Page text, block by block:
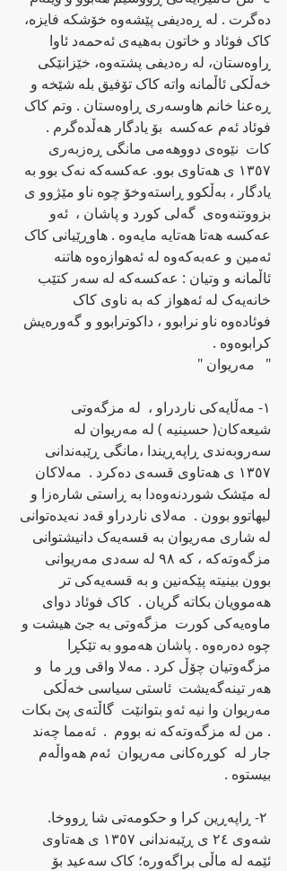
ده‌گرت . له‌ ڕه‌دیفی پێشه‌وه‌ خۆشکه‌ فایزه‌،
کاک فوئاد و خاتون به‌هیه‌ی ئه‌حمه‌د ئاوا
ڕاوه‌ستان، له‌ ره‌دیفی پشته‌وه، خێزانێکی
خه‌ڵکی ئاڵمانه‌ واته‌‌ کاک تۆفیق بله‌ شێخه‌ و
ڕه‌عنا خانم هاوسه‌ری ڕاوه‌ستان . وتم کاک
فوئاد ئه‌م عه‌کسه‌  بۆ یادگار هه‌ڵده‌گرم .
کات  نێوه‌ی دووهه‌می مانگی ڕه‌زبه‌ری
یادگار ، به‌ڵکوو ڕاسته‌وخۆ چوه‌ ناو مێژوو ی
بزووتنه‌وه‌ی  گه‌لی کورد و پاشان ،  ئه‌و
عه‌کسه‌ هه‌تا هه‌تایه‌ مایه‌وه‌ . هاوڕێیانی کاک
ئاڵمانه‌ و وتیان : عه‌کسه‌که‌ له‌ سه‌ر کتێب
خانه‌یه‌ک له‌ ئه‌هواز که‌ به‌ ناوی کاک
فوئاده‌وه‌ ناو نرابوو ، داکوترابوو و‌ گه‌وره‌یش
کرابوه‌وه‌ .
"   مه‌ریوان "
١- مه‌ڵایه‌کی ناردراو ،  له‌ مزگه‌وتی
سه‌روبه‌ندی ڕاپه‌ڕیندا ،مانگی ڕێبه‌ندانی
له‌ مێشک شوردنه‌وه‌دا به‌ ڕاستی شاره‌زا و
لیهاتوو بوون .  مه‌لای ناردراو قه‌د نه‌یده‌توانی
له‌ شاری مه‌ریوان به‌ قسه‌یه‌ک دانیشتوانی
مزگه‌وته‌که‌ ، که‌ ٩٨ له‌ سه‌دی مه‌ریوانی
بوون بینیته‌ پێکه‌نین و به‌ قسه‌یه‌کی تر
هه‌موویان بکاته‌‌‌ گریان .  کاک فوئاد دوای
ماوه‌یه‌کی کورت  مزگه‌وتی به‌ جێ هیشت و
چوه‌ ده‌ره‌وه‌ . پاشان هه‌موو به‌ تێکڕا
مزگه‌وتیان چۆڵ کرد . مه‌لا واقی وڕ ما  و
هه‌ر تینه‌گه‌یشت  ئاستی سیاسی خه‌ڵکی
مه‌ریوان وا نیه‌ ئه‌و بتوانێت  گاڵته‌ی پێ بکات
. من له‌ مزگه‌وته‌که‌ نه‌ بووم  .  ئه‌مما چه‌ند
جار له‌  کوڕه‌کانی مه‌ریوان  ئه‌م هه‌واڵه‌م
بیستوه‌ .
٢- ڕاپه‌ڕین کرا و حکومه‌تی شا ڕووخا.
شه‌وی ٢٤ ی ڕێبه‌ندانی ١٣٥٧ ی هه‌تاوی
ئێمه‌ له‌ ماڵی براگه‌وره‌؛ کاک سه‌عید بۆ